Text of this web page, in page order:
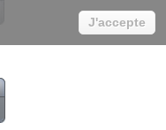
J'accepte